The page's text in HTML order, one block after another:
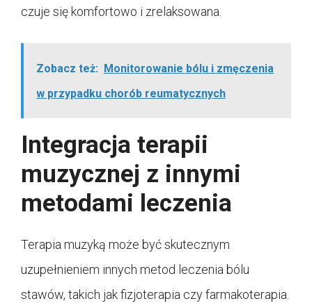
czuje się komfortowo i zrelaksowana.
Zobacz też: Monitorowanie bólu i zmęczenia
w przypadku chorób reumatycznych
Integracja terapii
muzycznej z innymi
metodami leczenia
Terapia muzyką może być skutecznym
uzupełnieniem innych metod leczenia bólu
stawów, takich jak fizjoterapia czy farmakoterapia.